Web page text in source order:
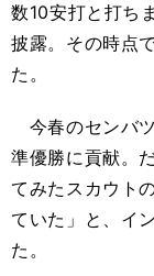
数10安打と打ち
披露。その時点
た。
今春のセンバ
準優勝に貢献。
てみたスカウト
ていた」と、イ
た。